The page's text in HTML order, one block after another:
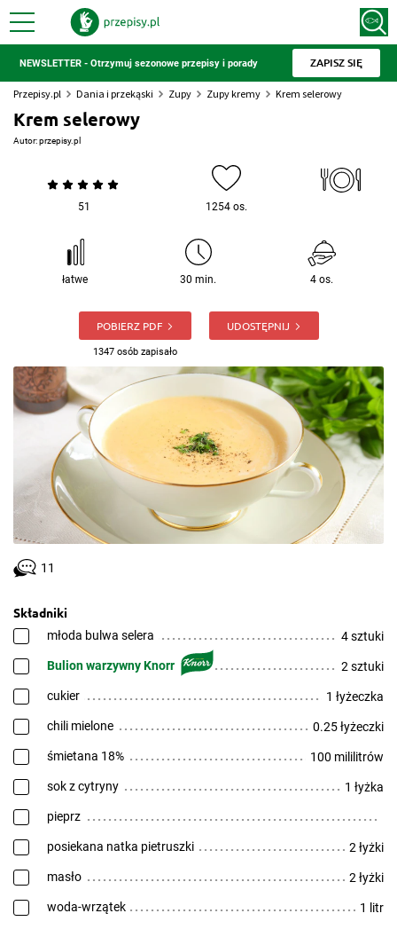
NEWSLETTER - Otrzymuj sezonowe przepisy i porady ZAPISZ SIĘ
Przepisy.pl Dania i przekąski Zupy Zupy kremy Krem selerowy
Krem selerowy
Autor:przepisy.pl
51 1254 os.
łatwe 30 min. 4 os.
POBIERZ PDF
1347 osób zapisało
UDOSTĘPNIJ
11
Składniki
młoda bulwa selera 4 sztuki
Bulion warzywny Knorr 2 sztuki
cukier 1 łyżeczka
chili mielone 0.25 łyżeczki
śmietana 18% 100 mililitrów
sok z cytryny 1 łyżka
pieprz
posiekana natka pietruszki 2 łyżki
masło 2 łyżki
woda-wrzątek 1 litr